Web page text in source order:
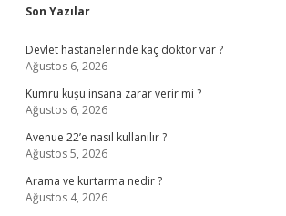
Sidebar
Son Yazılar
Devlet hastanelerinde kaç doktor var ?
Ağustos 6, 2026
Kumru kuşu insana zarar verir mi ?
Ağustos 6, 2026
Avenue 22’e nasıl kullanılır ?
Ağustos 5, 2026
Arama ve kurtarma nedir ?
Ağustos 4, 2026